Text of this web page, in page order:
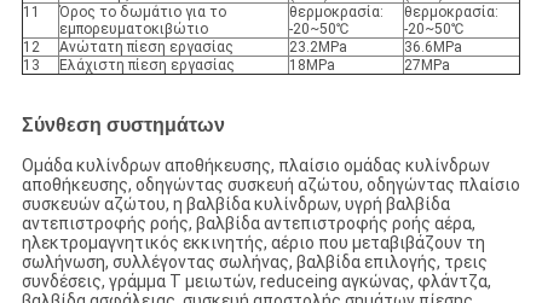
11
Όρος το δωμάτιο για το
εμπορευματοκιβώτιο
θερμοκρασία:
-20~50℃
θερμοκρασία:
-20~50℃
12
Ανώτατη πίεση εργασίας 23.2MPa
36.6MPa
13
Ελάχιστη πίεση εργασίας 18MPa 27MPa
Σύνθεση συστημάτων
Ομάδα κυλίνδρων αποθήκευσης, πλαίσιο ομάδας κυλίνδρων
αποθήκευσης, οδηγώντας συσκευή αζώτου, οδηγώντας πλαίσιο
συσκευών αζώτου, η βαλβίδα κυλίνδρων, υγρή βαλβίδα
αντεπιστροφής ροής, βαλβίδα αντεπιστροφής ροής αέρα,
ηλεκτρομαγνητικός εκκινητής, αέριο που μεταβιβάζουν τη
σωλήνωση, συλλέγοντας σωλήνας, βαλβίδα επιλογής, τρεις
συνδέσεις, γράμμα Τ μειωτών, reduceing αγκώνας, φλάντζα,